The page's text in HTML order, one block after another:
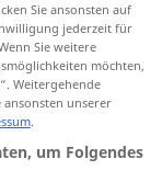
Sie ansonsten auf
jederzeit für
Sie weitere
möchten,
Weitergehende
unserer
.
um Folgendes